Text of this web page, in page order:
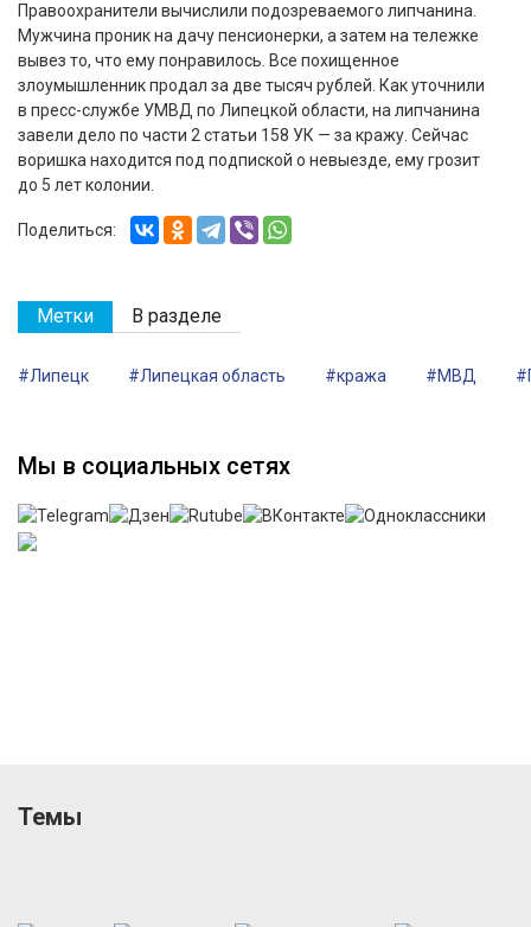
Правоохранители вычислили подозреваемого липчанина.
Мужчина проник на дачу пенсионерки, а затем на тележке
вывез то, что ему понравилось. Все похищенное
злоумышленник продал за две тысяч рублей. Как уточнили
в пресс-службе УМВД по Липецкой области, на липчанина
завели дело по части 2 статьи 158 УК — за кражу. Сейчас
воришка находится под подпиской о невыезде, ему грозит
до 5 лет колонии.
Поделиться:
Метки В разделе
#Липецк #Липецкая область #кража #МВД
Мы в социальных сетях
Темы